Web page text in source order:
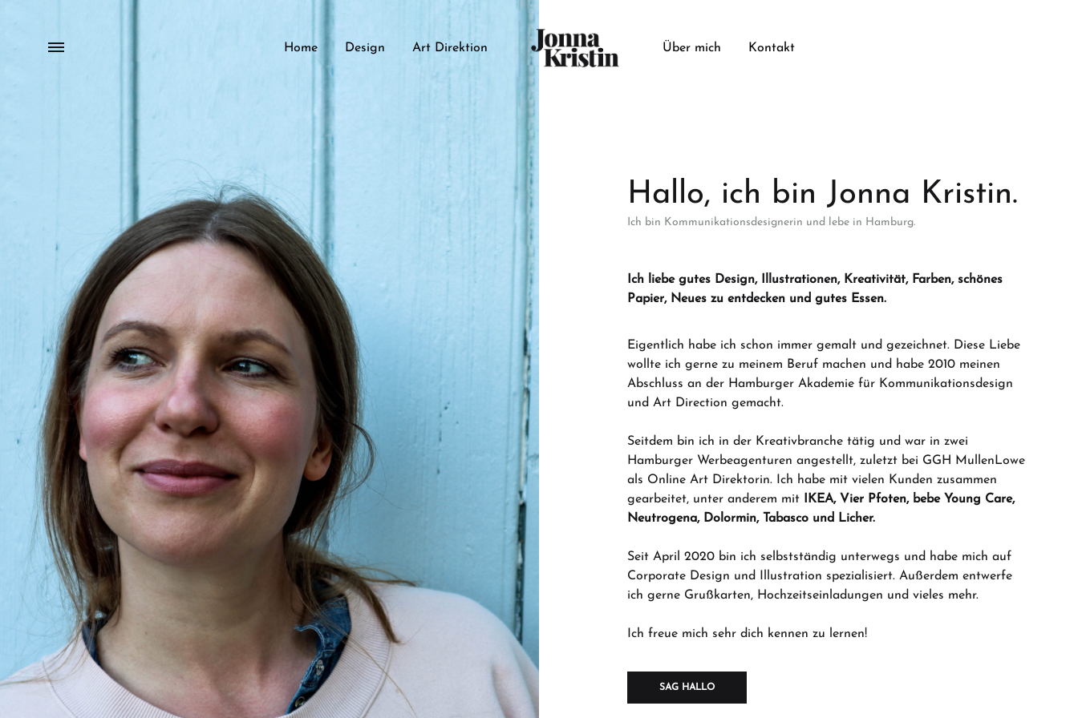
Menu Home Design Art Direktion
Jonna
Kristin
Design
&
Illustration
Über mich Kontakt
Hallo, ich bin Jonna Kristin.
Ich bin Kommunikationsdesignerin und lebe in Hamburg.
Ich liebe gutes Design, Illustrationen, Kreativität, Farben, schönes
Papier, Neues zu entdecken und gutes Essen.
Eigentlich habe ich schon immer gemalt und gezeichnet. Diese Liebe
wollte ich gerne zu meinem Beruf machen und habe 2010 meinen
Abschluss an der Hamburger Akademie für Kommunikationsdesign
und Art Direction gemacht.
Seitdem bin ich in der Kreativbranche tätig und war in zwei
Hamburger Werbeagenturen angestellt, zuletzt bei GGH MullenLowe
als Online Art Direktorin. Ich habe mit vielen Kunden zusammen
gearbeitet, unter anderem mit
IKEA, Vier Pfoten, bebe Young Care,
Neutrogena, Dolormin, Tabasco und Licher.
Seit April 2020 bin ich selbstständig unterwegs und habe mich auf
Corporate Design und Illustration spezialisiert. Außerdem entwerfe
ich gerne Grußkarten, Hochzeitseinladungen und vieles mehr.
Ich freue mich sehr dich kennen zu lernen!
SAG HALLO